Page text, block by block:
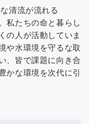
清流が流れる
私たちの命と暮らし
の人が活動していま
や水環境を守るな取
、皆で課題に向き合
かな環境を次代に引